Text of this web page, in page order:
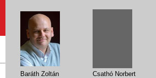
Baráth Zoltán Csathó Norbert